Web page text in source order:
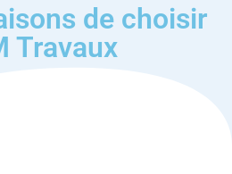
de choisir
Travaux